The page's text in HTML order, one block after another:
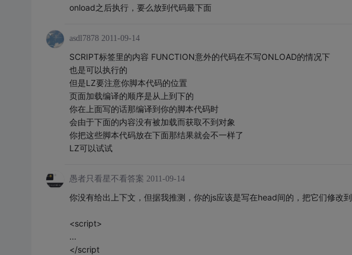
onload之后执行，要么放到代码最下面
asdl7878 2011-09-14
SCRIPT标签里的内容 FUNCTION意外的代码在不写ONLOAD的情况下
也是可以执行的
但是LZ要注意你脚本代码的位置
页面加载编译的顺序是从上到下的
你在上面写的话那编译到你的脚本代码时
会由于下面的内容没有被加载而获取不到对象
你把这些脚本代码放在下面那结果就会不一样了
LZ可以试试
愚者只看星不看答案 2011-09-14
你没有给出上下文，但据我推测，你的js应该是写在head间的，把它们修改到
<script>
...
</script